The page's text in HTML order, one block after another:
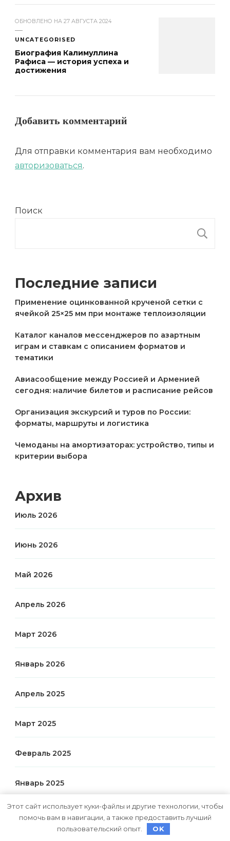
ОБНОВЛЕНО НА 27 АВГУСТА 2024
UNCATEGORISED
Биография Калимуллина
Рафиса — история успеха и
достижения
Добавить комментарий
Для отправки комментария вам необходимо
авторизоваться.
Поиск
Последние записи
Применение оцинкованной крученой сетки с
ячейкой 25×25 мм при монтаже теплоизоляции
Каталог каналов мессенджеров по азартным
играм и ставкам с описанием форматов и
тематики
Авиасообщение между Россией и Арменией
сегодня: наличие билетов и расписание рейсов
Организация экскурсий и туров по России:
форматы, маршруты и логистика
Чемоданы на амортизаторах: устройство, типы и
критерии выбора
Архив
Июль 2026
Июнь 2026
Май 2026
Апрель 2026
Март 2026
Январь 2026
Апрель 2025
Март 2025
Февраль 2025
Январь 2025
Декабрь 2024
Этот сайт использует куки-файлы и другие технологии, чтобы
помочь вам в навигации, а также предоставить лучший
пользовательский опыт.
OK